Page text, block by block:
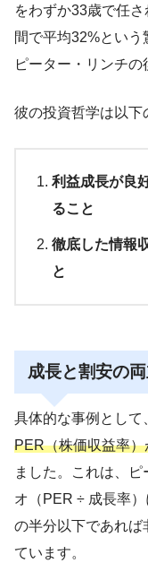
をわずか33歳で任
間で平均32%とい
ピーター・リンチの
彼の投資哲学は以下
利益成長が良
ること
徹底した情報
と
成長と割安の
具体的な事例として
PER（株価収益率）
ました。これは、
オ（PER ÷ 成長率
の半分以下であれば
ています。